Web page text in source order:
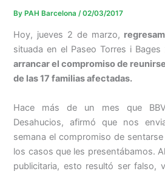
By PAH Barcelona/02/03/2017
Hoy, jueves 2 de marzo,
situada en el Paseo Torres i Bages
arrancar el compromiso de
de las 17 familias afectadas.
Hace más de un mes que
Desahucios, afirmó que nos
semana el compromiso de
los casos que les presentábamos.
publicitaria, esto resultó ser falso,